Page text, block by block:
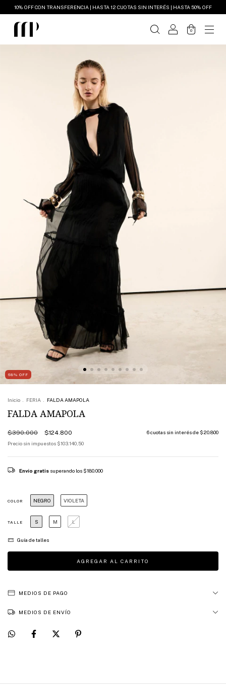
10% OFF CON TRANSFERENCIA | HASTA 12 CUOTAS SIN INTERÉS | HASTA 50% OFF
0
68% OFF
Inicio FERIA FALDA AMAPOLA
FALDA AMAPOLA
$390.000 $124.800 6cuotas sin interés de $20.800
Precio sin impuestos $103.140,50
Envío gratis superando los $180.000
COLOR NEGRO VIOLETA
TALLE S M L
Guía de talles
MEDIOS DE PAGO
MEDIOS DE ENVÍO